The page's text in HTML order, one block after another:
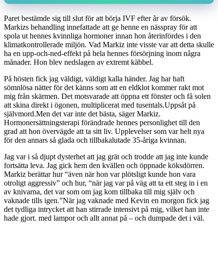
Paret bestämde sig till slut för att börja IVF efter år av försök.
Markizs behandling innefattade att ge henne en nässpray för att
spola ut hennes kvinnliga hormoner innan hon återinfördes i den
klimatkontrollerade miljön. Vad Markiz inte visste var att detta skulle
ha en upp-och-ned-effekt på hela hennes försörjning inom några
månader. Hon blev nedslagen av extremt käbbel.
På hösten fick jag väldigt, väldigt kalla händer. Jag har haft
sömnlösa nätter för det känns som att en eldklot kommer rakt mot
mig från skärmen. Det motsvarade att öppna ett fönster och få solen
att skina direkt i ögonen, multiplicerat med tusentals.Uppsåt på
självmord.Men det var inte det bästa, säger Markiz.
Hormonersättningsterapi förändrade hennes personlighet till den
grad att hon övervägde att ta sitt liv. Upplevelser som var helt nya
för den annars så glada och tillbakalutade 35-åriga kvinnan.
Jag var i så djupt dysterhet att jag grät och trodde att jag inte kunde
fortsätta leva. Jag gick hem den kvällen och öppnade köksdörren.
Markiz berättar hur “även när hon var plötsligt kunde hon vara
otroligt aggressiv” och hur, “när jag var på väg att ta ett steg in i en
av knivarna, det var som om jag kom tillbaka till mig själv och
vaknade tills igen.”När jag vaknade med Kevin en morgon fick jag
det tydliga intrycket att han stirrade intensivt på mig, vilket han inte
hade gjort. med lampor och allt annat på – och dumpade det i väl.